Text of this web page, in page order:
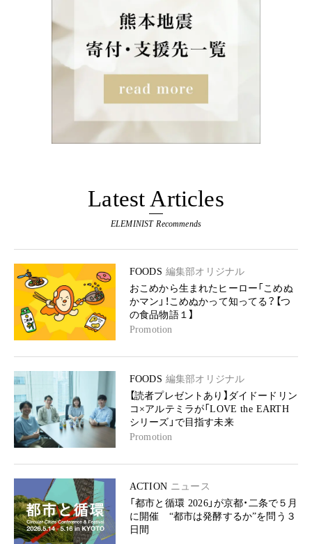
Latest Articles
ELEMINIST Recommends
FOODS 編集部オリジナル
おこめから生まれたヒーロー「こめぬ
かマン」！こめぬかって知ってる？【つ
の食品物語１】
Promotion
FOODS 編集部オリジナル
【読者プレゼントあり】ダイドードリン
コ×アルテミラが「LOVE the EARTH
シリーズ」で目指す未来
Promotion
ACTION ニュース
「都市と循環 2026」が京都・二条で５月
に開催 “都市は発酵するか”を問う３
日間